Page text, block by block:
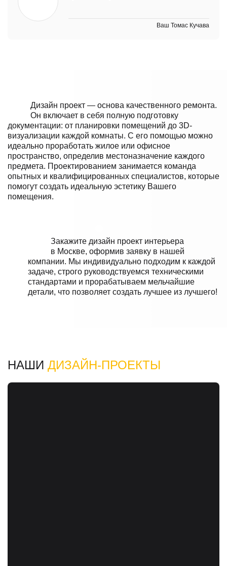
Ваш Томас Кучава
Дизайн проект — основа качественного ремонта.
Он включает в себя полную подготовку
документации: от планировки помещений до 3D-
визуализации каждой комнаты. С его помощью можно
идеально проработать жилое или офисное
пространство, определив местоназначение каждого
предмета. Проектированием занимается команда
опытных и квалифицированных специалистов, которые
помогут создать идеальную эстетику Вашего
помещения.
Закажите дизайн проект интерьера
в Москве, оформив заявку в нашей
компании. Мы индивидуально подходим к каждой
задаче, строго руководствуемся техническими
стандартами и прорабатываем мельчайшие
детали, что позволяет создать лучшее из лучшего!
НАШИ ДИЗАЙН-ПРОЕКТЫ